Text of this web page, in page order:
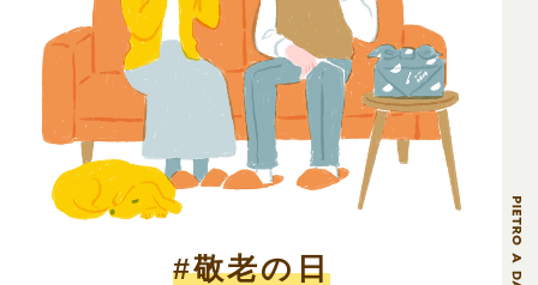
#敬老の日